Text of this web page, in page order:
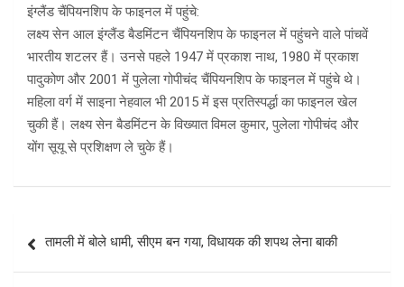
इंग्लैंड चैंपियनशिप के फाइनल में पहुंचे:
लक्ष्य सेन आल इंग्लैंड बैडमिंटन चैंपियनशिप के फाइनल में पहुंचने वाले पांचवें
भारतीय शटलर हैं। उनसे पहले 1947 में प्रकाश नाथ, 1980 में प्रकाश
पादुकोण और 2001 में पुलेला गोपीचंद चैंपियनशिप के फाइनल में पहुंचे थे।
महिला वर्ग में साइना नेहवाल भी 2015 में इस प्रतिस्पर्द्धा का फाइनल खेल
चुकी हैं। लक्ष्य सेन बैडमिंटन के विख्यात विमल कुमार, पुलेला गोपीचंद और
योंग सूयू से प्रशिक्षण ले चुके हैं।
navigation
तामली में बोले धामी, सीएम बन गया, विधायक की शपथ लेना बाकी